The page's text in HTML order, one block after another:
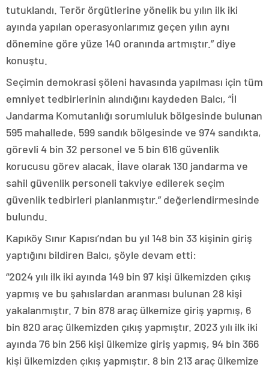
tutuklandı. Terör örgütlerine yönelik bu yılın ilk iki
ayında yapılan operasyonlarımız geçen yılın aynı
dönemine göre yüze 140 oranında artmıştır.” diye
konuştu.
Seçimin demokrasi şöleni havasında yapılması için tüm
emniyet tedbirlerinin alındığını kaydeden Balcı, “İl
Jandarma Komutanlığı sorumluluk bölgesinde bulunan
595 mahallede, 599 sandık bölgesinde ve 974 sandıkta,
görevli 4 bin 32 personel ve 5 bin 616 güvenlik
korucusu görev alacak. İlave olarak 130 jandarma ve
sahil güvenlik personeli takviye edilerek seçim
güvenlik tedbirleri planlanmıştır.” değerlendirmesinde
bulundu.
Kapıköy Sınır Kapısı’ndan bu yıl 148 bin 33 kişinin giriş
yaptığını bildiren Balcı, şöyle devam etti:
“2024 yılı ilk iki ayında 149 bin 97 kişi ülkemizden çıkış
yapmış ve bu şahıslardan aranması bulunan 28 kişi
yakalanmıştır. 7 bin 878 araç ülkemize giriş yapmış, 6
bin 820 araç ülkemizden çıkış yapmıştır. 2023 yılı ilk iki
ayında 76 bin 256 kişi ülkemize giriş yapmış, 94 bin 366
kişi ülkemizden çıkış yapmıştır. 8 bin 213 araç ülkemize